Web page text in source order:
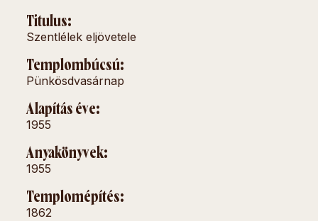
Titulus:
Szentlélek eljövetele
Templombúcsú:
Pünkösdvasárnap
Alapítás éve:
1955
Anyakönyvek:
1955
Templomépítés:
1862